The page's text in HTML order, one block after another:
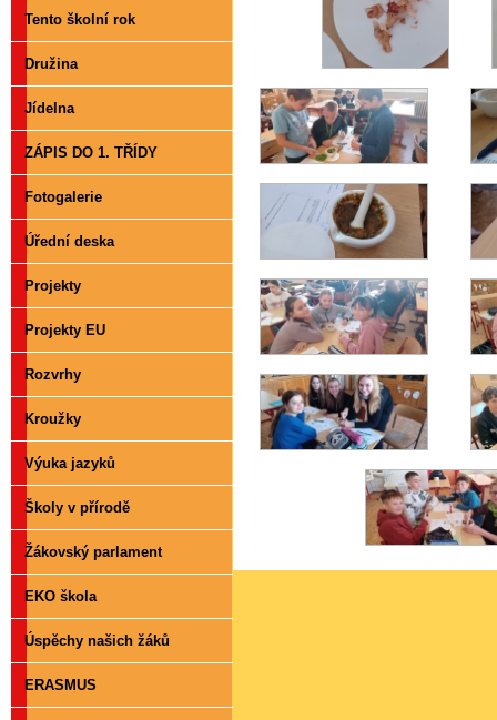
Tento školní rok
Družina
Jídelna
ZÁPIS DO 1. TŘÍDY
Fotogalerie
Úřední deska
Projekty
Projekty EU
Rozvrhy
Kroužky
Výuka jazyků
Školy v přírodě
Žákovský parlament
EKO škola
Úspěchy našich žáků
ERASMUS